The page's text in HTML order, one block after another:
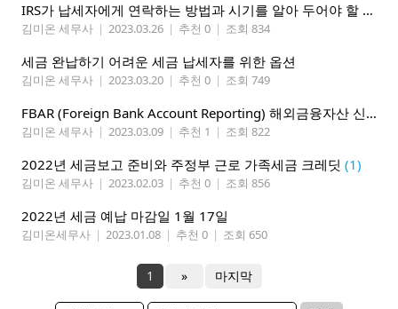
IRS가 납세자에게 연락하는 방법과 시기를 알아 두어야 할 중요한 세부 정보
김미온 세무사 | 2023.03.26 | 추천 0 | 조회 834
세금 완납하기 어려운 세금 납세자를 위한 옵션
김미온 세무사 | 2023.03.20 | 추천 0 | 조회 749
FBAR (Foreign Bank Account Reporting) 해외금융자산 신고
김미온 세무사 | 2023.03.09 | 추천 1 | 조회 822
2022년 세금보고 준비와 주정부 근로 가족세금 크레딧 (1)
김미온 세무사 | 2023.02.03 | 추천 0 | 조회 856
2022년 세금 예납 마감일 1월 17일
김미온세무사 | 2023.01.08 | 추천 0 | 조회 650
1 » 마지막